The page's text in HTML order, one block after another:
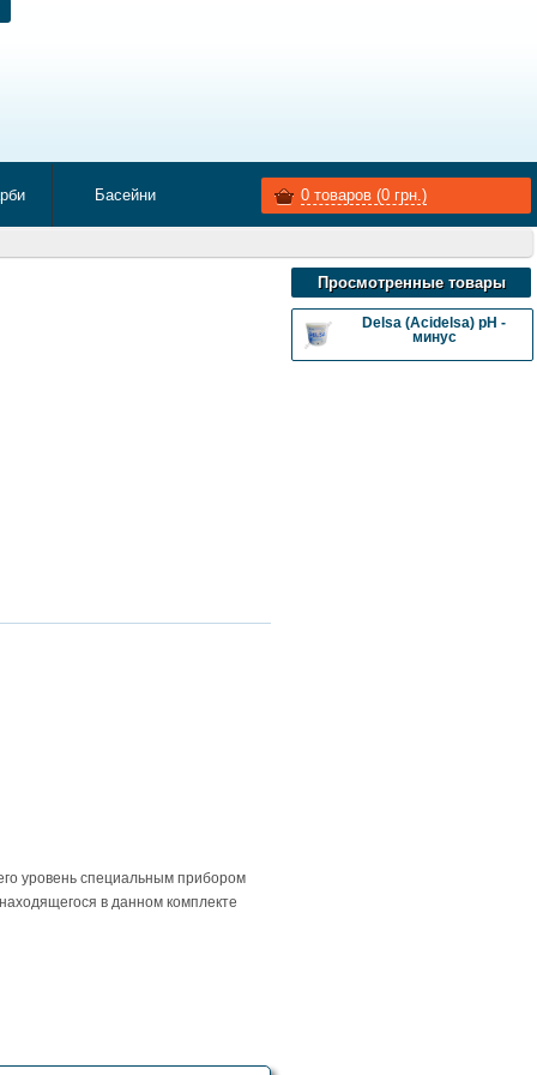
Басейни 0 товаров (0 грн.)
уровень специальным прибором
в данном комплекте
Просмотренные товары
Delsa (Acidelsa) pH -
минус